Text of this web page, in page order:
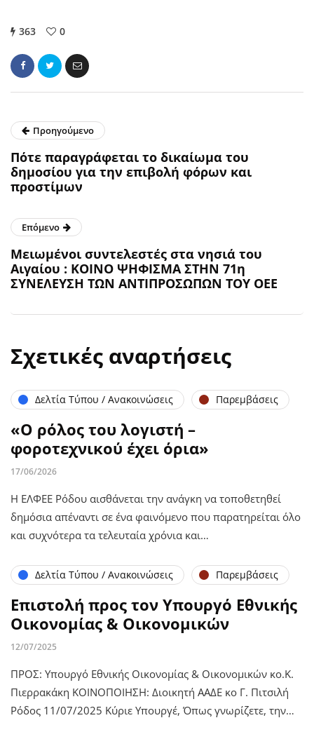
363 0
Προηγούμενο
Πότε παραγράφεται το δικαίωμα του
δημοσίου για την επιβολή φόρων και
προστίμων
Επόμενο
Μειωμένοι συντελεστές στα νησιά του
Αιγαίου : ΚΟΙΝΟ ΨΗΦΙΣΜΑ ΣΤΗΝ 71η
ΣΥΝΕΛΕΥΣΗ ΤΩΝ ΑΝΤΙΠΡΟΣΩΠΩΝ ΤΟΥ ΟΕΕ
Σχετικές αναρτήσεις
Δελτία Τύπου / Ανακοινώσεις Παρεμβάσεις
«Ο ρόλος του λογιστή –
φοροτεχνικού έχει όρια»
17/06/2026
Η ΕΛΦΕΕ Ρόδου αισθάνεται την ανάγκη να τοποθετηθεί
δημόσια απέναντι σε ένα φαινόμενο που παρατηρείται όλο
και συχνότερα τα τελευταία χρόνια και…
Δελτία Τύπου / Ανακοινώσεις Παρεμβάσεις
Επιστολή προς τον Υπουργό Εθνικής
Οικονομίας & Οικονομικών
12/07/2025
ΠΡΟΣ: Υπουργό Εθνικής Οικονομίας & Οικονομικών κο.Κ.
Πιερρακάκη ΚΟΙΝΟΠΟΙΗΣΗ: Διοικητή ΑΑΔΕ κο Γ. Πιτσιλή
Ρόδος 11/07/2025 Κύριε Υπουργέ, Όπως γνωρίζετε, την…